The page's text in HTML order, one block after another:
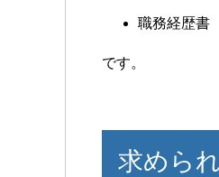
職務経歴書
です。
求めら